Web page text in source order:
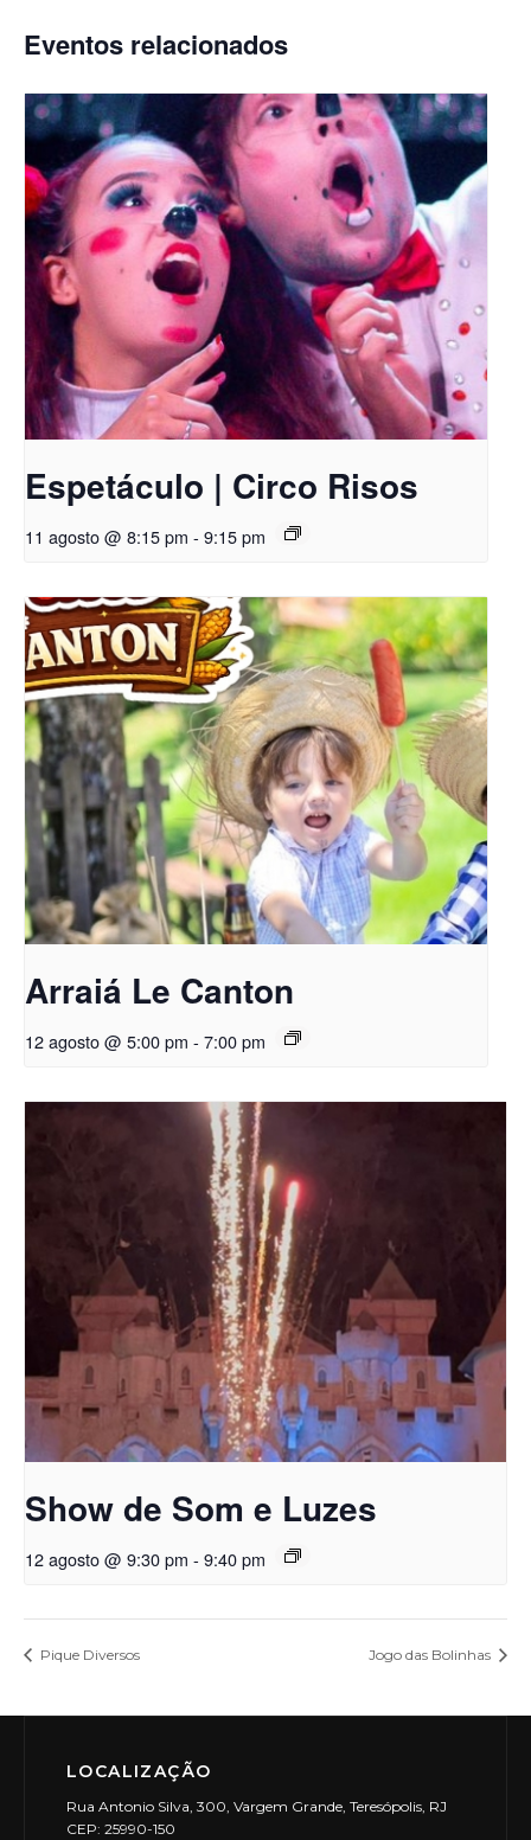
Eventos relacionados
Espetáculo | Circo Risos
11 agosto @ 8:15 pm - 9:15 pm
Arraiá Le Canton
12 agosto @ 5:00 pm - 7:00 pm
Show de Som e Luzes
12 agosto @ 9:30 pm - 9:40 pm
Pique Diversos Jogo das Bolinhas
LOCALIZAÇÃO
Rua Antonio Silva, 300, Vargem Grande, Teresópolis, RJ
CEP: 25990-150